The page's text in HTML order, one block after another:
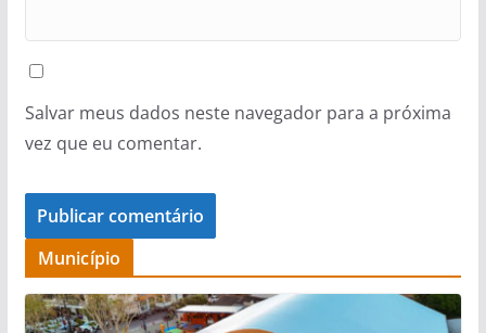
Salvar meus dados neste navegador para a próxima
vez que eu comentar.
Município